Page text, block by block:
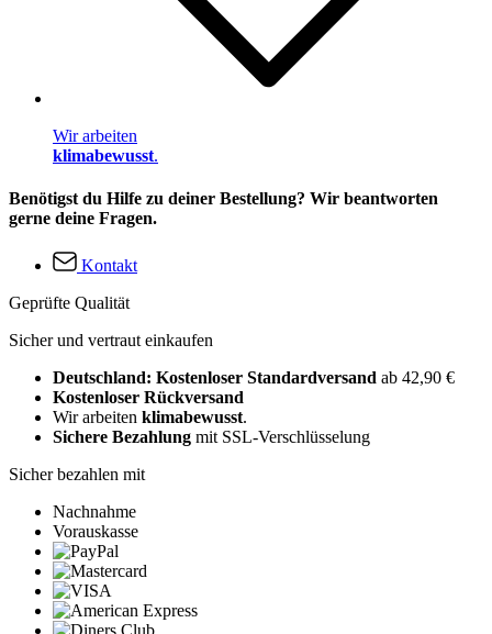
Wir arbeiten
klimabewusst.
Benötigst du Hilfe zu deiner Bestellung? Wir beantworten
gerne deine Fragen.
Kontakt
Geprüfte Qualität
Sicher und vertraut einkaufen
Deutschland: Kostenloser Standardversand ab 42,90 €
Kostenloser Rückversand
Wir arbeiten klimabewusst.
Sichere Bezahlung mit SSL-Verschlüsselung
Sicher bezahlen mit
Nachnahme
Vorauskasse